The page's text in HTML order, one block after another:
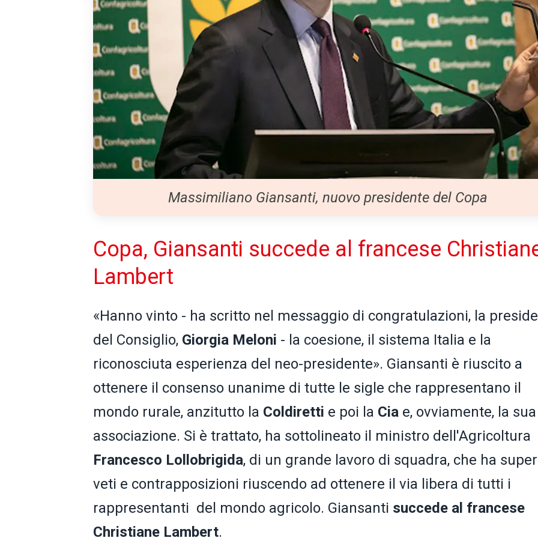
Massimiliano Giansanti, nuovo presidente del Copa
Copa, Giansanti succede al francese
Lambert
«Hanno vinto - ha scritto nel messaggio di congratulazioni, la
del Consiglio, Giorgia Meloni - la coesione, il sistema Italia e la
riconosciuta esperienza del neo-presidente». Giansanti è riuscito a
ottenere il consenso unanime di tutte le sigle che rappresentano il
mondo rurale, anzitutto la Coldiretti e poi la Cia e, ovviamente, la sua
associazione. Si è trattato, ha sottolineato il ministro dell'Agricoltura
Francesco Lollobrigida, di un grande lavoro di squadra, che ha
veti e contrapposizioni riuscendo ad ottenere il via libera di tutti i
rappresentanti del mondo agricolo. Giansanti succede al francese
Christiane Lambert.